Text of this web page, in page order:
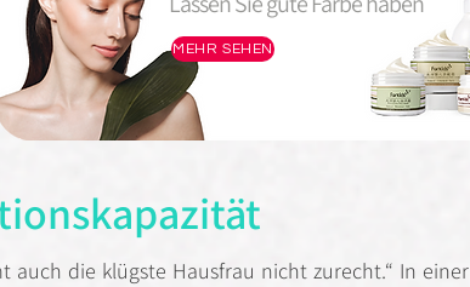
MEHR SEHEN
auch die klügste Hausfrau nicht zurecht.“ In einer